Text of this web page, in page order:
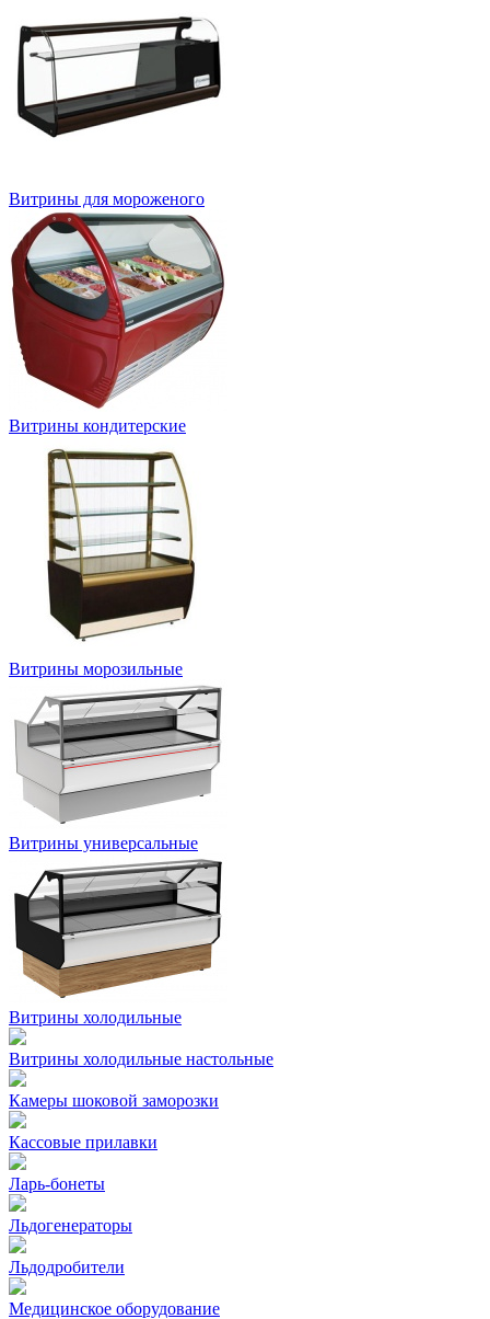
Витрины для мороженого
Витрины кондитерские
Витрины морозильные
Витрины универсальные
Витрины холодильные
Витрины холодильные настольные
Камеры шоковой заморозки
Кассовые прилавки
Ларь-бонеты
Льдогенераторы
Льдодробители
Медицинское оборудование